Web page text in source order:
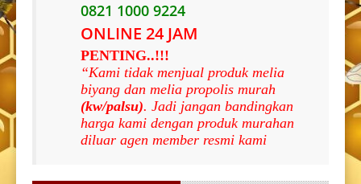
0821 1000 9224
ONLINE 24 JAM
PENTING..!!!
“Kami tidak menjual produk melia
biyang dan melia propolis murah
(kw/palsu). Jadi jangan bandingkan
harga kami dengan produk murahan
diluar agen member resmi kami